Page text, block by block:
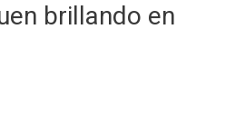
brillando en